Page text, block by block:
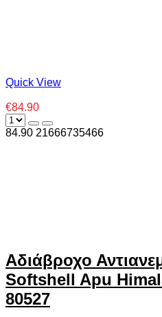
Quick View
€84.90
84.90 21666735466
Αδιάβροχο
Softshell Apu
80527